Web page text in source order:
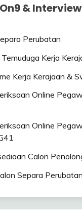
& Interview
Perubatan
Kerja
Kerja Kerajaan &
Online
Online
Calon
Separa Perubatan